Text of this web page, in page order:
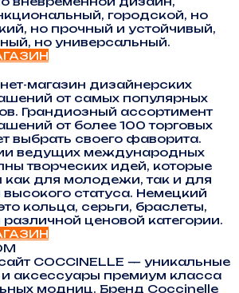
городской, но
но прочный и устойчивый,
но универсальный.
магазин дизайнерских
от самых популярных
Грандиозный ассортимент
от более 100 торговых
выбрать своего фаворита.
ведущих международных
творческих идей, которые
как для молодежи, так и для
статуса. Немецкий
кольца, серьги, браслеты,
ценовой категории.
COCCINELLE — уникальные
аксессуары премиум класса
модниц. Бренд Coccinelle